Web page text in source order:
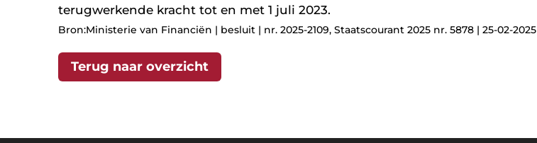
terugwerkende kracht tot en met 1 juli 2023.
Bron:Ministerie van Financiën | besluit | nr. 2025-2109, Staatscourant 2025 nr. 5878 | 25-02-2025
Terug naar overzicht